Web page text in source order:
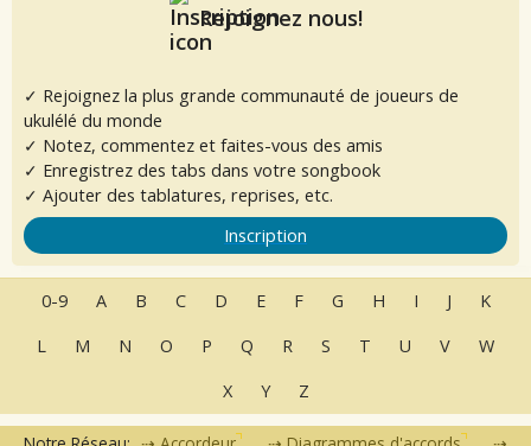
Rejoignez nous!
✓ Rejoignez la plus grande communauté de joueurs de
ukulélé du monde
✓ Notez, commentez et faites-vous des amis
✓ Enregistrez des tabs dans votre songbook
✓ Ajouter des tablatures, reprises, etc.
Inscription
0-9 A B C D E F G H I J
K
L
M N O P Q R S T U V
W
X
Y Z